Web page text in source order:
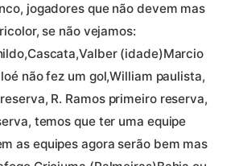
jogadores que não devem mas
se não vejamos:
(idade)Marcio
não fez um gol,William paulista,
R. Ramos primeiro reserva,
temos que ter uma equipe
as equipes agora serão bem mas